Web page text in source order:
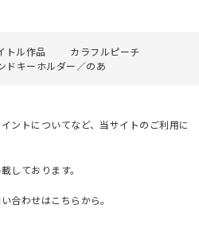
トル作品
カラフルピーチ
キーホルダー／のあ
ントについてなど、当サイトのご利用に
しております。
合わせはこちらから。